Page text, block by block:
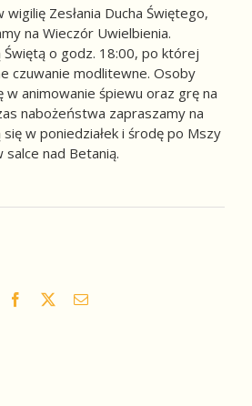
Zesłania Ducha Świętego,
na Wieczór Uwielbienia.
o godz. 18:00, po której
czuwanie modlitewne. Osoby
w animowanie śpiewu oraz grę na
nabożeństwa zapraszamy na
w poniedziałek i środę po Mszy
nad Betanią.
Facebook Email